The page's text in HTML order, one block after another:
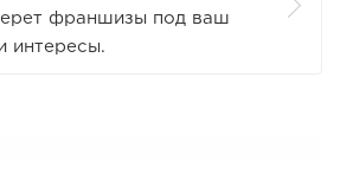
франшизы под ваш
интересы.